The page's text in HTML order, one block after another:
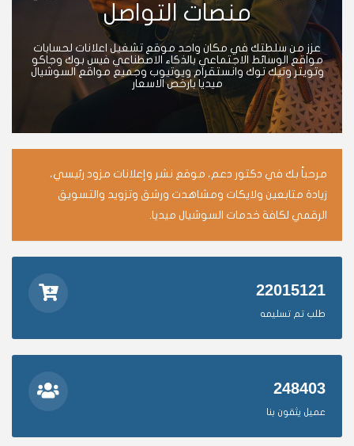
منصات التواصل
عزز من سلطتك في مكان واحد موقع تشغيل اعلانات لحسابات
مواقع الوسائط الاجتماعي بالذكاء الاصطناعي فيس بوك وجاكو
وتويتر وتيك توك وانستقرام ويوتيوب وجميع مواقع السوشيال
ميديا بارخص الاسعار
مرحباً بك في دكتور دعم، موقع نشر وإعلانات مزود رئيسي،
زيادة متابعين ولايكات ومشاهدت ورشق وتزويد والتسويق
الرقمي لكافة خدمات السوشيال ميديا.
22015121
طلب تم تسليمه
248403
عميل يثقون بنا